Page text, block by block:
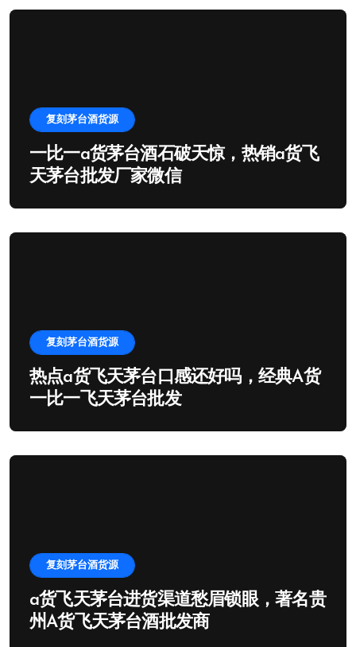
复刻茅台酒货源
一比一a货茅台酒石破天惊，热销a货飞
天茅台批发厂家微信
复刻茅台酒货源
热点a货飞天茅台口感还好吗，经典A货
一比一飞天茅台批发
复刻茅台酒货源
a货飞天茅台进货渠道愁眉锁眼，著名贵
州A货飞天茅台酒批发商